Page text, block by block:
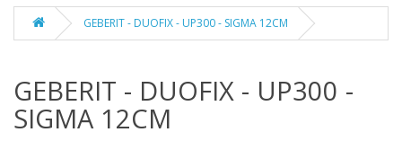
GEBERIT - DUOFIX - UP300 - SIGMA 12CM
GEBERIT - DUOFIX - UP300 -
SIGMA 12CM